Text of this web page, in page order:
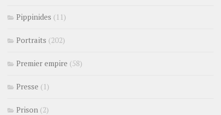
Pippinides (11)
Portraits (202)
Premier empire (58)
Presse (1)
Prison (2)